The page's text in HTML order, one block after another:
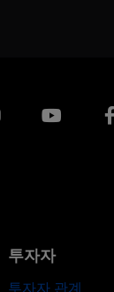
Instagram
투자자
투자자 관계